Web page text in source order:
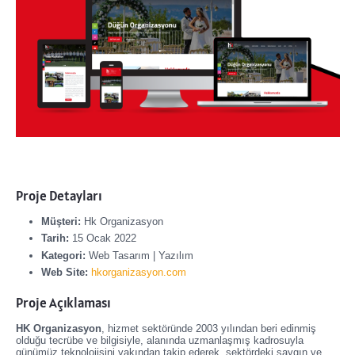
Proje Detayları
Müşteri: Hk Organizasyon
Tarih: 15 Ocak 2022
Kategori: Web Tasarım | Yazılım
Web Site: hkorganizasyon.com
Proje Açıklaması
HK Organizasyon, hizmet sektöründe 2003 yılından beri edinmiş
olduğu tecrübe ve bilgisiyle, alanında uzmanlaşmış kadrosuyla
günümüz teknolojisini yakından takip ederek, sektördeki saygın ve